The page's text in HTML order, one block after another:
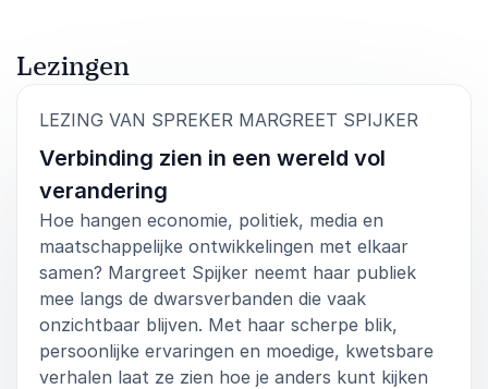
Lezingen
LEZING VAN SPREKER MARGREET SPIJKER
Verbinding zien in een wereld vol
verandering
Hoe hangen economie, politiek, media en
maatschappelijke ontwikkelingen met elkaar
samen? Margreet Spijker neemt haar publiek
mee langs de dwarsverbanden die vaak
onzichtbaar blijven. Met haar scherpe blik,
persoonlijke ervaringen en moedige, kwetsbare
verhalen laat ze zien hoe je anders kunt kijken